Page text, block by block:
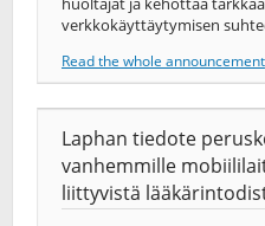
huoltajat ja kehottaa
verkkokäyttäytymisen
Read the whole announcement
Laphan tiedote
vanhemmille
liittyvistä